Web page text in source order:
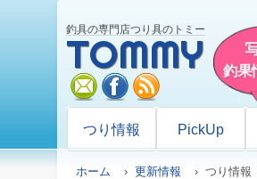
釣具の専門店つり具のトミー
TOMMY
mail facebook
釣果
つり情報 PickUp
ホーム › 更新情報 › つり情報